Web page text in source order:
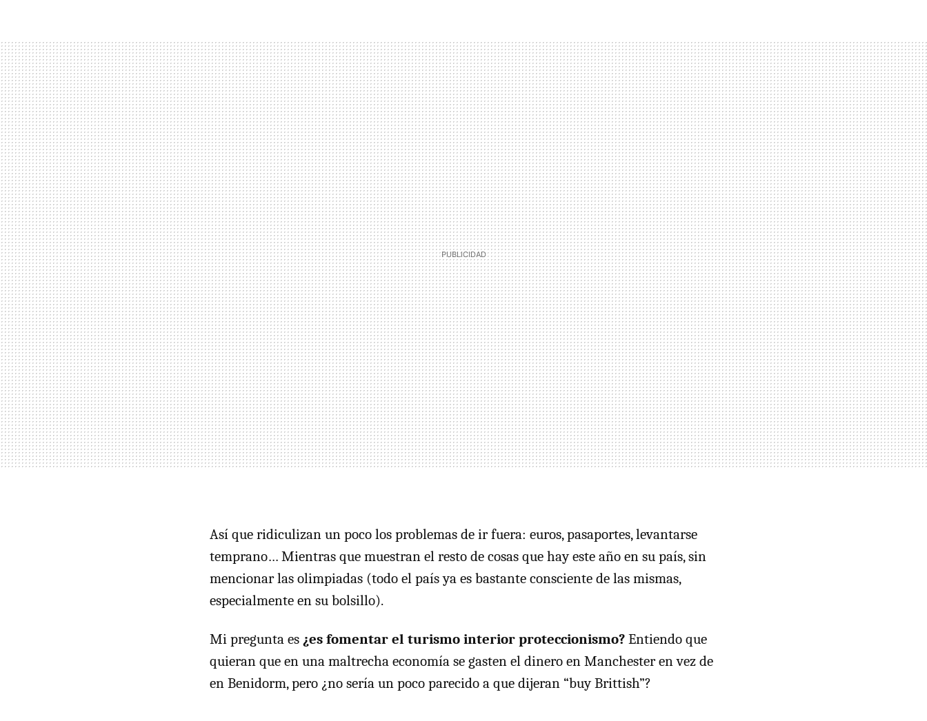
Así que ridiculizan un poco los problemas de ir fuera: euros, pasaportes, levantarse
temprano… Mientras que muestran el resto de cosas que hay este año en su país, sin
mencionar las olimpiadas (todo el país ya es bastante consciente de las mismas,
especialmente en su bolsillo).
Mi pregunta es ¿es fomentar el turismo interior proteccionismo? Entiendo que
quieran que en una maltrecha economía se gasten el dinero en Manchester en vez de
en Benidorm, pero ¿no sería un poco parecido a que dijeran “buy Brittish”?